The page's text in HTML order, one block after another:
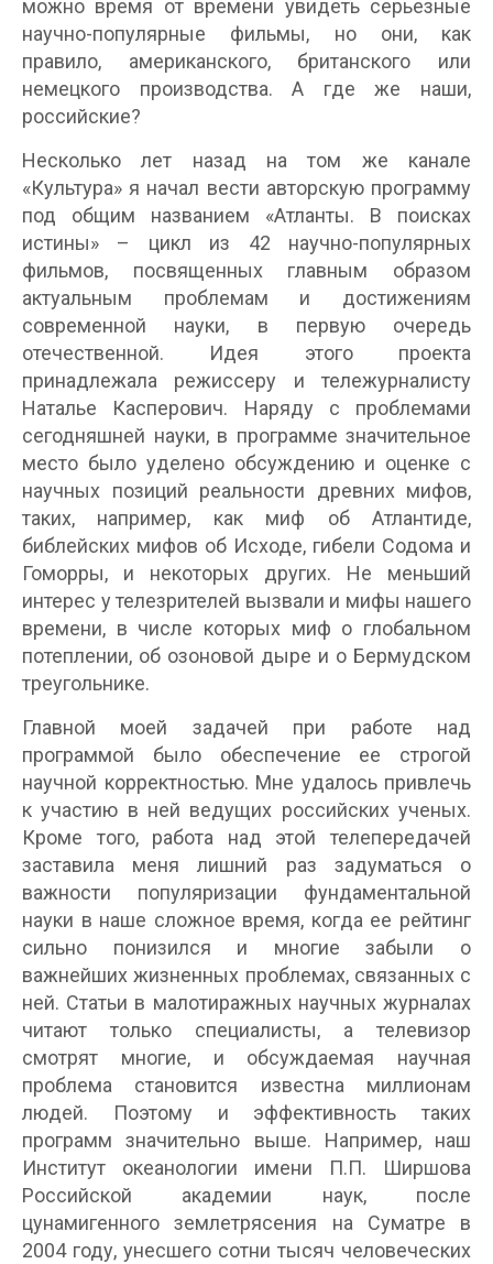
можно время от времени увидеть серьезные
научно-популярные фильмы, но они, как
правило, американского, британского или
немецкого производства. А где же наши,
российские?
Несколько лет назад на том же канале
«Культура» я начал вести авторскую программу
под общим названием «Атланты. В поисках
истины» – цикл из 42 научно-популярных
фильмов, посвященных главным образом
актуальным проблемам и достижениям
современной науки, в первую очередь
отечественной. Идея этого проекта
принадлежала режиссеру и тележурналисту
Наталье Касперович. Наряду с проблемами
сегодняшней науки, в программе значительное
место было уделено обсуждению и оценке с
научных позиций реальности древних мифов,
таких, например, как миф об Атлантиде,
библейских мифов об Исходе, гибели Содома и
Гоморры, и некоторых других. Не меньший
интерес у телезрителей вызвали и мифы нашего
времени, в числе которых миф о глобальном
потеплении, об озоновой дыре и о Бермудском
треугольнике.
Главной моей задачей при работе над
программой было обеспечение ее строгой
научной корректностью. Мне удалось привлечь
к участию в ней ведущих российских ученых.
Кроме того, работа над этой телепередачей
заставила меня лишний раз задуматься о
важности популяризации фундаментальной
науки в наше сложное время, когда ее рейтинг
сильно понизился и многие забыли о
важнейших жизненных проблемах, связанных с
ней. Статьи в малотиражных научных журналах
читают только специалисты, а телевизор
смотрят многие, и обсуждаемая научная
проблема становится известна миллионам
людей. Поэтому и эффективность таких
программ значительно выше. Например, наш
Институт океанологии имени П.П. Ширшова
Российской академии наук, после
цунамигенного землетрясения на Суматре в
2004 году, унесшего сотни тысяч человеческих